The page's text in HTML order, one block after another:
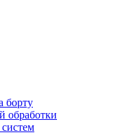
борту
обработки